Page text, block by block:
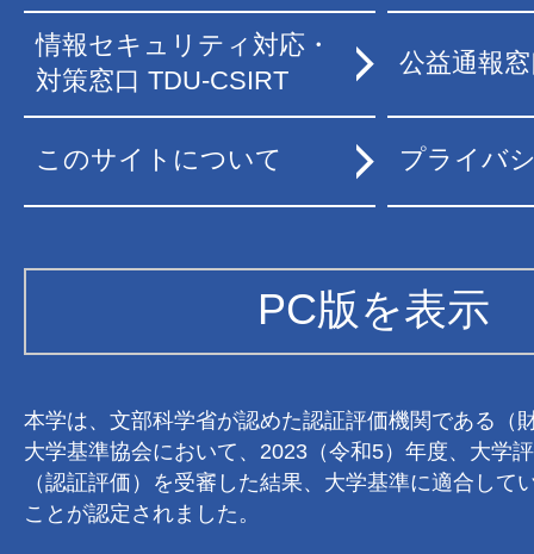
情報セキュリティ対応・
対策窓口 TDU-CSIRT
公益通報
このサイトについて プライバ
PC版を表示
本学は、文部科学省が認めた認証評価機関である（
大学基準協会において、2023（令和5）年度、大学
（認証評価）を受審した結果、大学基準に適合して
ことが認定されました。